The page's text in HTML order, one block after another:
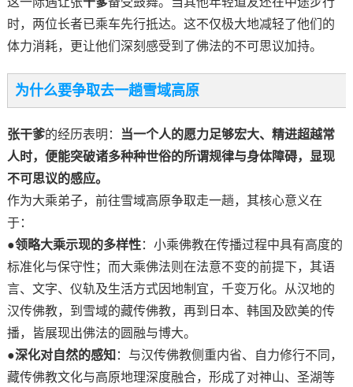
时，两位长者已乘车先行抵达。这不仅极大地减轻了他们的
体力消耗，更让他们深刻感受到了佛法的不可思议加持。
为什么要争取去一趟雪域高原
张干爹的经历表明：
当一个人的愿力足够宏大、精进超越常
人时，便能突破诸多种种世俗的所谓规律与身体障碍，显现
不可思议的感应。
作为大乘弟子，前往雪域高原争取走一趟，其核心意义在
于：
●领略大乘示现的多样性：小乘佛教在传播过程中具有高度的
标准化与保守性；而大乘佛法则在法意不变的前提下，其语
言、文字、仪轨及生活方式因地制宜，千变万化。从汉地的
汉传佛教，到雪域的藏传佛教，再到日本、韩国及欧美的传
播，皆展现出佛法的圆融与博大。
●深化对自然的感知 ：与汉传佛教侧重内省、自力修行不同，
藏传佛教文化与高原地理深度融合，形成了对神山、圣湖等